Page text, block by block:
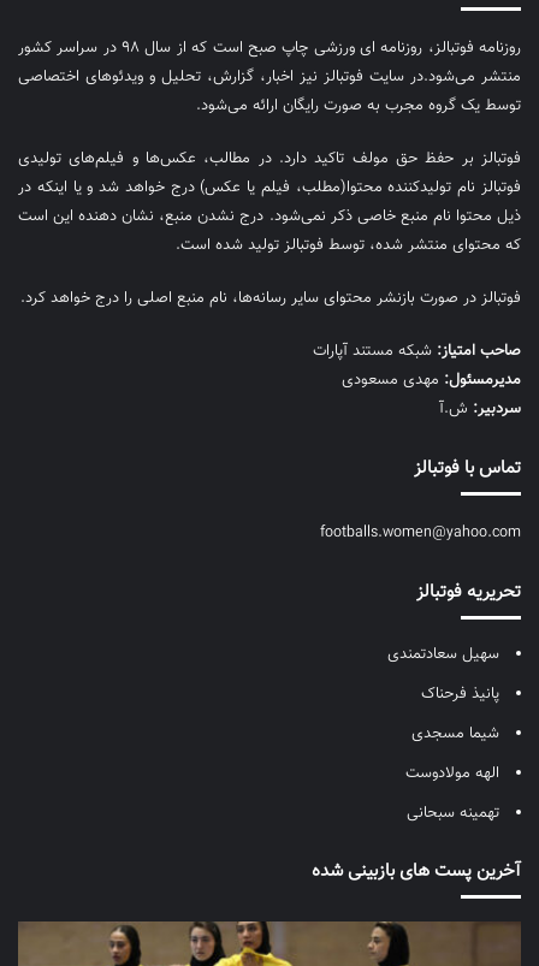
روزنامه فوتبالز، روزنامه ای ورزشی چاپ صبح است که از سال ۹۸ در سراسر کشور
منتشر می‌شود.در سایت فوتبالز نیز اخبار، گزارش، تحلیل و ویدئوهای اختصاصی
توسط یک گروه مجرب به صورت رایگان ارائه می‌شود.
فوتبالز بر حفظ حق مولف تاکید دارد. در مطالب، عکس‌ها و فیلم‌های تولیدی
فوتبالز نام تولیدکننده محتوا(مطلب، فیلم یا عکس) درج خواهد شد و یا اینکه در
ذیل محتوا نام منبع خاصی ذکر نمی‌‎شود. درج نشدن منبع، نشان دهنده این است
که محتوای منتشر شده، توسط فوتبالز تولید شده است.
فوتبالز در صورت بازنشر محتوای سایر رسانه‌ها، نام منبع اصلی را درج خواهد کرد.
صاحب امتیاز: شبکه مستند آپارات
مديرمسئول: مهدی مسعودی
سردبیر: ش.آ
تماس با فوتبالز
footballs.women@yahoo.com
تحریریه فوتبالز
سهیل سعادتمندی
پانیذ فرحناک
شیما مسجدی
الهه مولادوست
تهمینه سبحانی
آخرین پست های بازبینی شده